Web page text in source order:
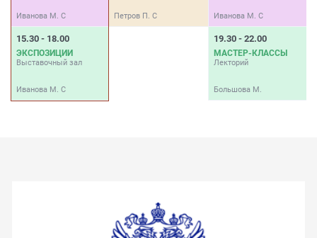
Иванова М. С
15.30 - 18.00
ЭКСПОЗИЦИИ
Выставочный зал
Иванова М. С
Петров П. С Иванова М. С
19.30 - 22.00
МАСТЕР-КЛАССЫ
Лекторий
Большова М.